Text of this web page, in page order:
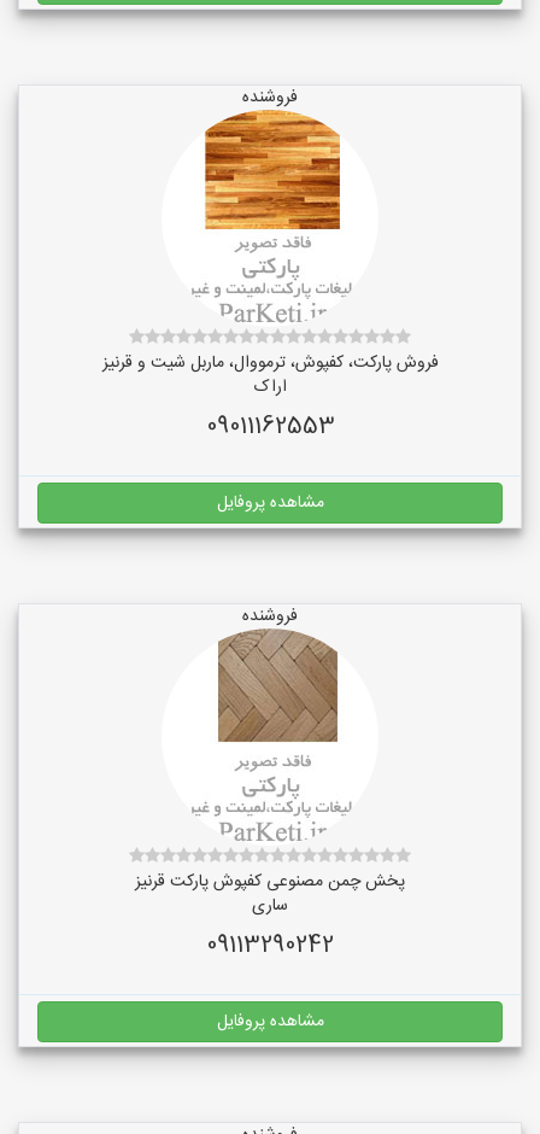
فروشنده
فروش پارکت، کفپوش، ترمووال، ماربل شیت و قرنیز
اراک
09011162553
مشاهده پروفایل
فروشنده
پخش چمن مصنوعی کفپوش پارکت قرنیز
ساری
09113290242
مشاهده پروفایل